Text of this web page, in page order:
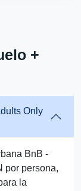
+
Only
BnB -
por persona,
la